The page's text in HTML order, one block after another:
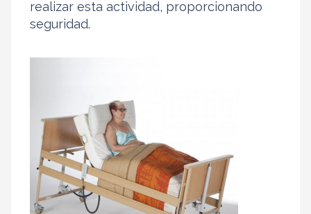
realizar esta actividad, proporcionando
seguridad.